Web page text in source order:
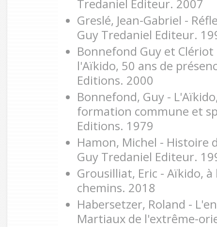
Tredaniel Editeur. 2007
Greslé, Jean-Gabriel -
Guy Tredaniel Editeur.
Bonnefond Guy et
l'Aïkido, 50 ans de
Editions. 2000
Bonnefond, Guy -
formation commune et
Editions. 1979
Hamon, Michel - Histoire
Guy Tredaniel Editeur.
Grousilliat, Eric - Aïkido, à
chemins. 2018
Habersetzer, Roland -
Martiaux de l'extrême-